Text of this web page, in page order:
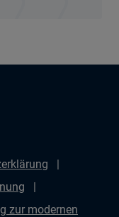
zur modernen